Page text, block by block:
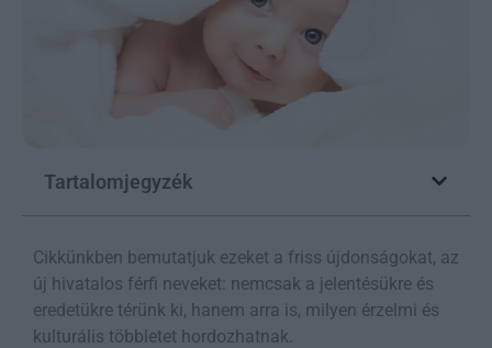
Tartalomjegyzék
Cikkünkben bemutatjuk ezeket a friss újdonságokat, az
új hivatalos férfi neveket: nemcsak a jelentésükre és
eredetükre térünk ki, hanem arra is, milyen érzelmi és
kulturális többletet hordozhatnak.